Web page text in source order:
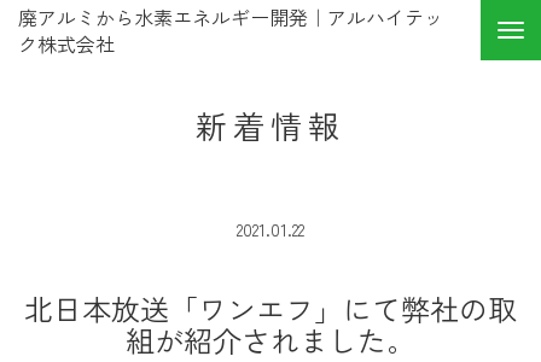
廃アルミから水素エネルギー開発｜アルハイテッ
ク株式会社
新着情報
2021.01.22
北日本放送「ワンエフ」にて弊社の取
組が紹介されました。